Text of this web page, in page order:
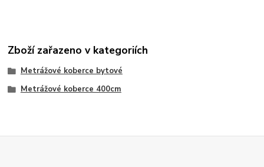
Zboží zařazeno v kategoriích
Metrážové koberce bytové
Metrážové koberce 400cm